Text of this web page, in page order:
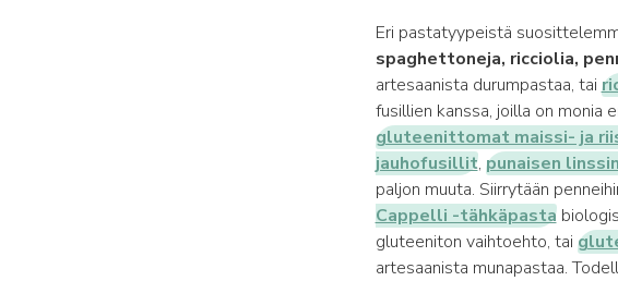
Eri pastatyypeistä
spaghettoneja, ricciolia,
artesaanista durumpastaa, tai
fusillien kanssa, joilla on monia
gluteenittomat maissi- ja
jauhofusillit, punaisen
paljon muuta. Siirrytään
Cappelli -tähkäpasta
gluteeniton vaihtoehto, tai
artesaanista munapastaa.